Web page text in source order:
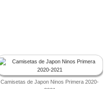
Camisetas de Japon Ninos Primera 2020-